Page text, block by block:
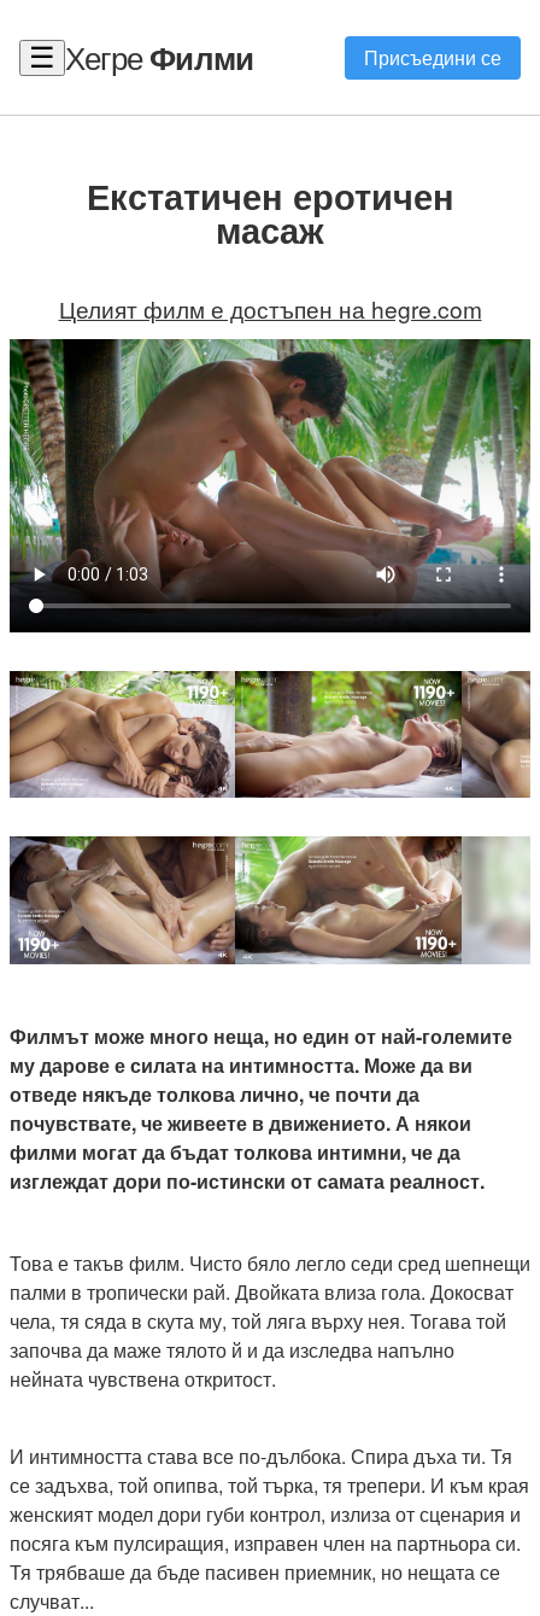
☰ ХегреФилми Присъедини се
Екстатичен еротичен
масаж
Целият филм е достъпен на hegre.com
Филмът може много неща, но един от най-големите
му дарове е силата на интимността. Може да ви
отведе някъде толкова лично, че почти да
почувствате, че живеете в движението. А някои
филми могат да бъдат толкова интимни, че да
изглеждат дори по-истински от самата реалност.
Това е такъв филм. Чисто бяло легло седи сред шепнещи
палми в тропически рай. Двойката влиза гола. Докосват
чела, тя сяда в скута му, той ляга върху нея. Тогава той
започва да маже тялото й и да изследва напълно
нейната чувствена откритост.
И интимността става все по-дълбока. Спира дъха ти. Тя
се задъхва, той опипва, той търка, тя трепери. И към края
женският модел дори губи контрол, излиза от сценария и
посяга към пулсиращия, изправен член на партньора си.
Тя трябваше да бъде пасивен приемник, но нещата се
случват...